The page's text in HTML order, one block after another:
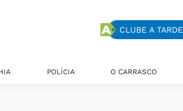
CLUBE A TARDE
POLÍCIA O CARRASCO